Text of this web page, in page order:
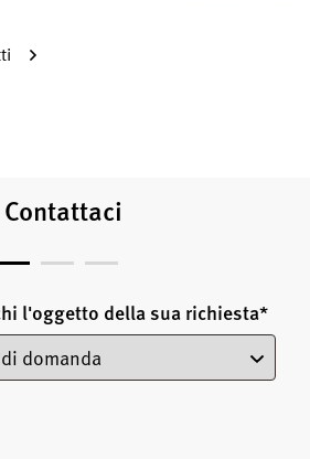
Contattaci
l'oggetto della sua richiesta*